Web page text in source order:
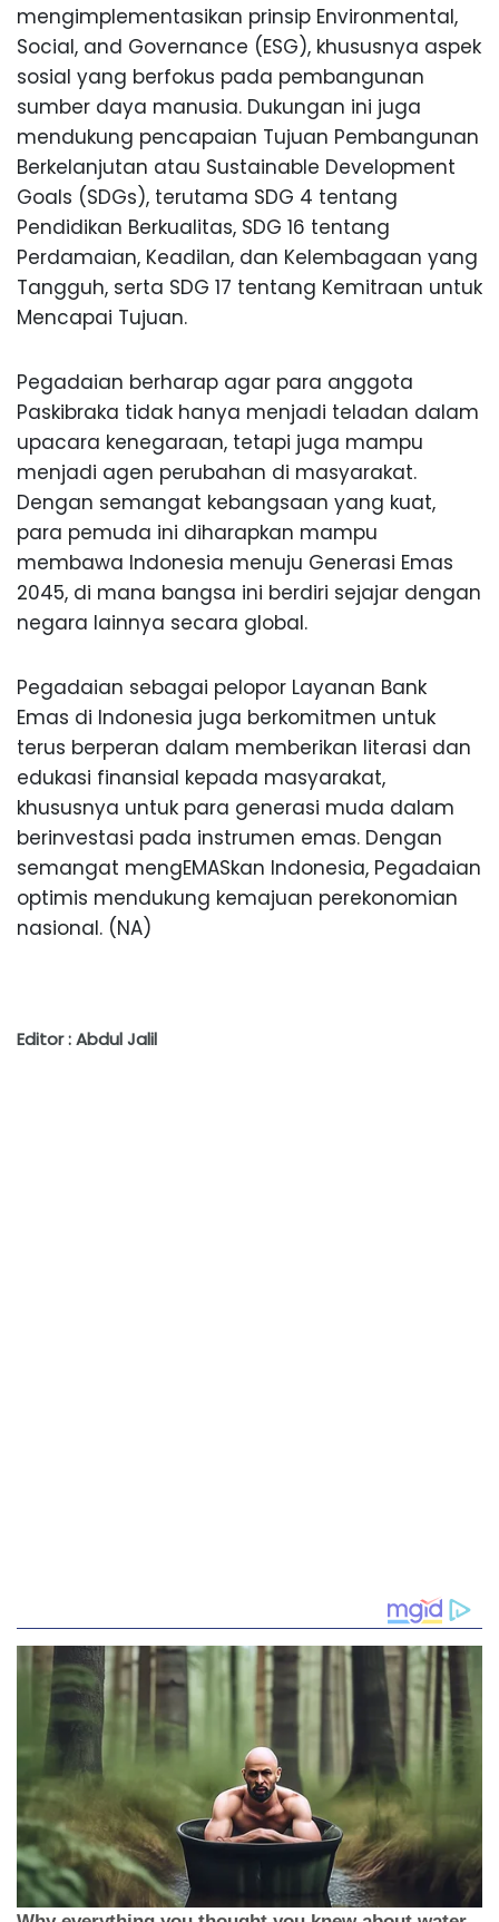
mengimplementasikan prinsip Environmental,
Social, and Governance (ESG), khususnya aspek
sosial yang berfokus pada pembangunan
sumber daya manusia. Dukungan ini juga
mendukung pencapaian Tujuan Pembangunan
Berkelanjutan atau Sustainable Development
Goals (SDGs), terutama SDG 4 tentang
Pendidikan Berkualitas, SDG 16 tentang
Perdamaian, Keadilan, dan Kelembagaan yang
Tangguh, serta SDG 17 tentang Kemitraan untuk
Mencapai Tujuan.
Pegadaian berharap agar para anggota
Paskibraka tidak hanya menjadi teladan dalam
upacara kenegaraan, tetapi juga mampu
menjadi agen perubahan di masyarakat.
Dengan semangat kebangsaan yang kuat,
para pemuda ini diharapkan mampu
membawa Indonesia menuju Generasi Emas
2045, di mana bangsa ini berdiri sejajar dengan
negara lainnya secara global.
Pegadaian sebagai pelopor Layanan Bank
Emas di Indonesia juga berkomitmen untuk
terus berperan dalam memberikan literasi dan
edukasi finansial kepada masyarakat,
khususnya untuk para generasi muda dalam
berinvestasi pada instrumen emas. Dengan
semangat mengEMASkan Indonesia, Pegadaian
optimis mendukung kemajuan perekonomian
nasional. (NA)
Editor : Abdul Jalil